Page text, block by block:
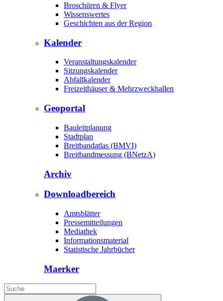
Broschüren & Flyer
Wissenswertes
Geschichten aus der Region
Kalender
Veranstaltungskalender
Sitzungskalender
Abfallkalender
Freizeithäuser & Mehrzweckhallen
Geoportal
Bauleitplanung
Stadtplan
Breitbandatlas (BMVI)
Breitbandmessung (BNetzA)
Archiv
Downloadbereich
Amtsblätter
Pressemitteilungen
Mediathek
Informationsmaterial
Statistische Jahrbücher
Maerker